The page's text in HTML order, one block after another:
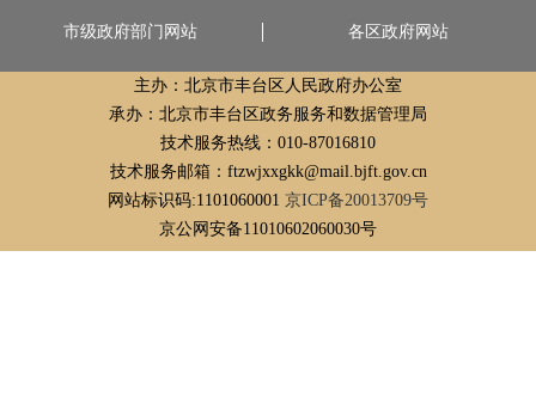
市级政府部门网站 各区政府网站
主办：北京市丰台区人民政府办公室
承办：北京市丰台区政务服务和数据管理局
技术服务热线：010-87016810
技术服务邮箱：ftzwjxxgkk@mail.bjft.gov.cn
网站标识码:1101060001 京ICP备20013709号
京公网安备11010602060030号